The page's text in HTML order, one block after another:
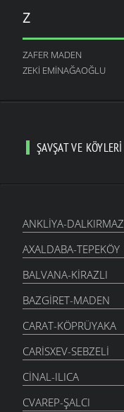
Z
ZAFER MADEN
ZEKI EMINAĞAOĞLU
ŞAVŞAT VE KÖYLERI
ANKLIYA-DALKIRMAZ
AXALDABA-TEPEKÖY
BALVANA-KIRAZLI
BAZGIRET-MADEN
CARAT-KÖPRÜYAKA
CARISXEV-SEBZELI
CINAL-ILICA
CVAREP-ŞALCI